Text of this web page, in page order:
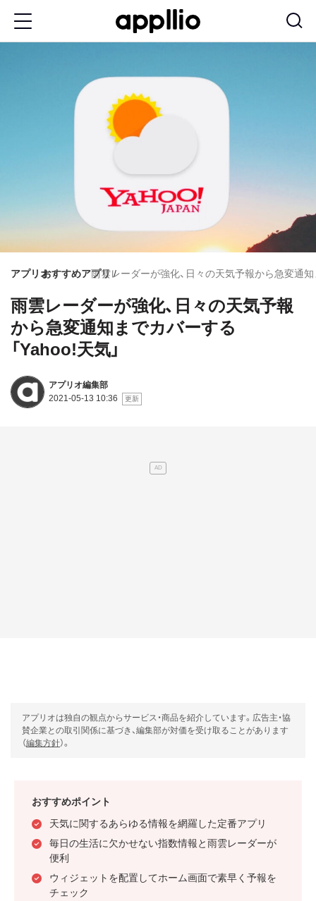
アプリオおすすめアプリ雨雲レーダーが強化、日々の天気予報から急変通
雨雲レーダーが強化、日々の天気予報
から急変通知までカバーする
「Yahoo!天気」
アプリオ編集部
2021-05-13 10:36
アプリオは独自の観点からサービス・商品を紹介しています。広告主・協
賛企業との取引関係に基づき、編集部が対価を受け取ることがあります
（編集方針）。
おすすめポイント
天気に関するあらゆる情報を網羅した定番アプリ
毎日の生活に欠かせない指数情報と雨雲レーダーが
便利
ウィジェットを配置してホーム画面で素早く予報を
チェック